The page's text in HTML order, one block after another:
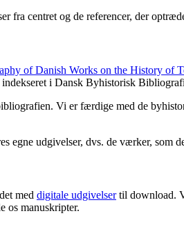
fra centret og de referencer, der
of Danish Works on the History of
i Dansk Byhistorisk
Vi er færdige med de
egne udgivelser, dvs. de værker, som
med digitale udgivelsertil download.
os manuskripter.